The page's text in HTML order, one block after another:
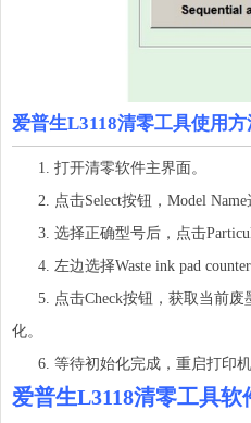
爱普生L3118清零工具使用方
1. 打开清零软件主界面。
2. 点击Select按钮，Model Name
3. 选择正确型号后，点击
4. 左边选择Waste ink pad
5. 点击Check按钮，获取当前废
化。
6. 等待初始化完成，重启打印机
爱普生L3118清零工具软